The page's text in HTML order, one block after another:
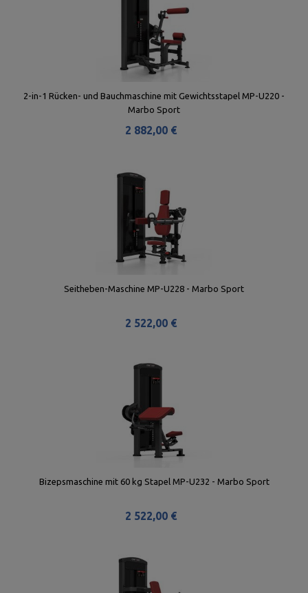
2-in-1 Rücken- und Bauchmaschine mit Gewichtsstapel MP-U220 -
Marbo Sport
2 882,00 €
Seitheben-Maschine MP-U228 - Marbo Sport
2 522,00 €
Bizepsmaschine mit 60 kg Stapel MP-U232 - Marbo Sport
2 522,00 €